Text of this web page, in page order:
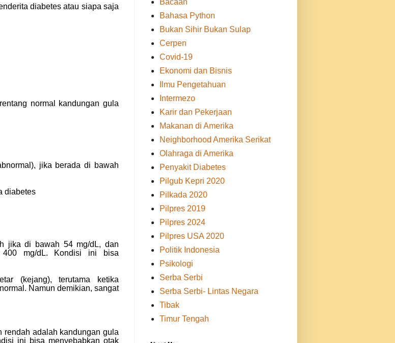
diabetes atau siapa saja
normal kandungan gula
jika berada di bawah
diabetes
jika di bawah 54 mg/dL, dan
mg/dL. Kondisi ini bisa
(kejang), terutama ketika
Namun demikian, sangat
rendah adalah kandungan gula
ini bisa menyebabkan otak
Bacaan
Bahasa Python
Bukan Sihir Bukan Sulap
Cerpen
Covid-19
Ekonomi dan Bisnis
Ilmu Pengetahuan
Intermezo
Karir dan Pekerjaan
Makanan di Amerika
Neighborhood Amerika Serikat
Olahraga di Amerika
Penyakit Diabetes
Pilgub Kepri 2020
Pilkada 2020
Pilpres 2019
Pilpres 2024
Pilpres USA 2020
Politik Indonesia
Psikologi
Serba Serbi
Serba Serbi- Lintas Negara
Tibak
Timur Tengah